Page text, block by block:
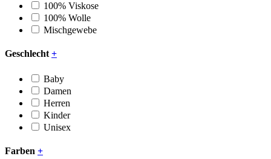
100% Viskose
100% Wolle
Mischgewebe
Geschlecht +
Baby
Damen
Herren
Kinder
Unisex
Farben +